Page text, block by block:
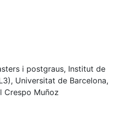
i postgraus, Institut de
Universitat de Barcelona,
Crespo Muñoz